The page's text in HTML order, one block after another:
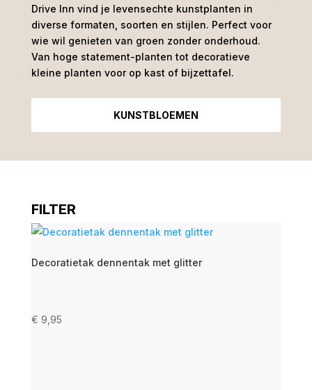
Drive Inn vind je levensechte kunstplanten in
diverse formaten, soorten en stijlen. Perfect voor
wie wil genieten van groen zonder onderhoud.
Van hoge statement-planten tot decoratieve
kleine planten voor op kast of bijzettafel.
KUNSTBLOEMEN
FILTER
CATEGORIE
Kunstplanten
Decoratietak dennentak met glitter
€ 9,95